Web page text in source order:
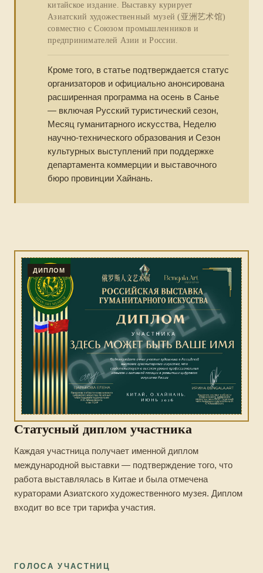
китайское издание. Выставку курирует
Азиатский художественный музей (亚洲艺术馆)
совместно с Союзом промышленников и
предпринимателей Азии и России.
Кроме того, в статье подтверждается статус
организаторов и официально анонсирована
расширенная программа на осень в Санье
— включая Русский туристический сезон,
Месяц гуманитарного искусства, Неделю
научно-технического образования и Сезон
культурных выступлений при поддержке
департамента коммерции и выставочного
бюро провинции Хайнань.
ДИПЛОМ
Статусный диплом участника
Каждая участница получает именной диплом
международной выставки — подтверждение того, что
работа выставлялась в Китае и была отмечена
кураторами Азиатского художественного музея. Диплом
входит во все три тарифа участия.
ГОЛОСА УЧАСТНИЦ